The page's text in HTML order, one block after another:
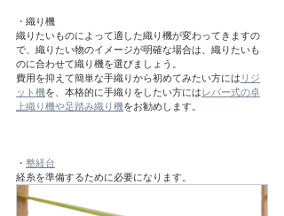
・織り機
織りたいものによって適した織り機が変わってきますの
で、織りたい物のイメージが明確な場合は、織りたいも
のに合わせて織り機を選びましょう。
費用を抑えて簡単な手織りから初めてみたい方には リジ
ット機を、本格的に手織りをしたい方には レバー式の卓
上織り機や足踏み織り機をお勧めします。
・ 整経台
経糸を準備するために必要になります。